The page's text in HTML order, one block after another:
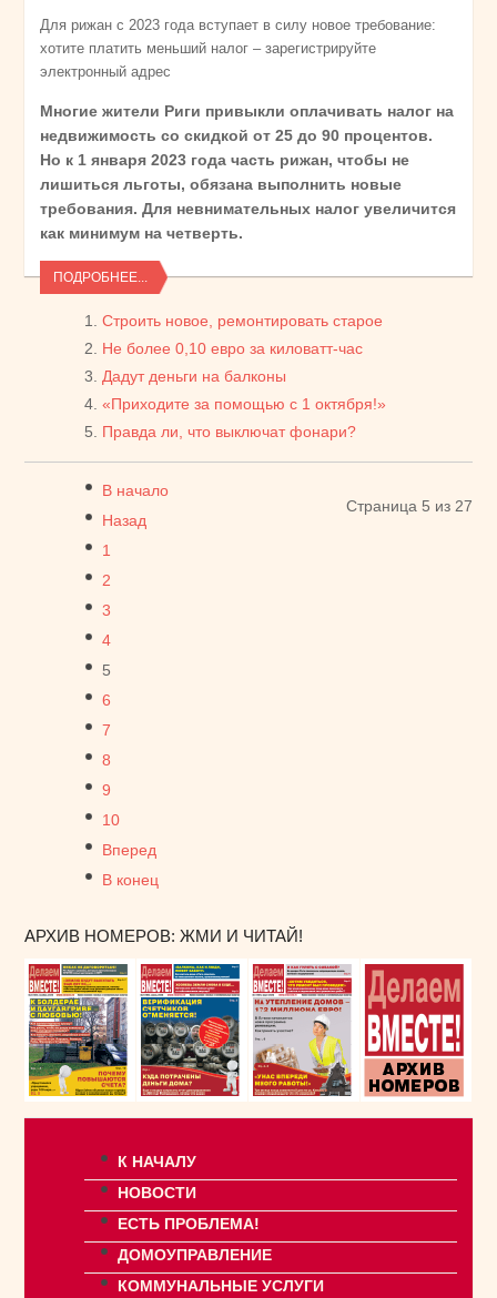
Для рижан с 2023 года вступает в силу новое требование:
хотите платить меньший налог – зарегистрируйте
электронный адрес
Многие жители Риги привыкли оплачивать налог на
недвижимость со скидкой от 25 до 90 процентов.
Но к 1 января 2023 года часть рижан, чтобы не
лишиться льготы, обязана выполнить новые
требования. Для невнимательных налог увеличится
как минимум на четверть.
ПОДРОБНЕЕ...
Строить новое, ремонтировать старое
Не более 0,10 евро за киловатт-час
Дадут деньги на балконы
«Приходите за помощью с 1 октября!»
Правда ли, что выключат фонари?
Страница 5 из 27
В начало
Назад
1
2
3
4
5
6
7
8
9
10
Вперед
В конец
АРХИВ НОМЕРОВ: ЖМИ И ЧИТАЙ!
К НАЧАЛУ
НОВОСТИ
ЕСТЬ ПРОБЛЕМА!
ДОМОУПРАВЛЕНИЕ
КОММУНАЛЬНЫЕ УСЛУГИ